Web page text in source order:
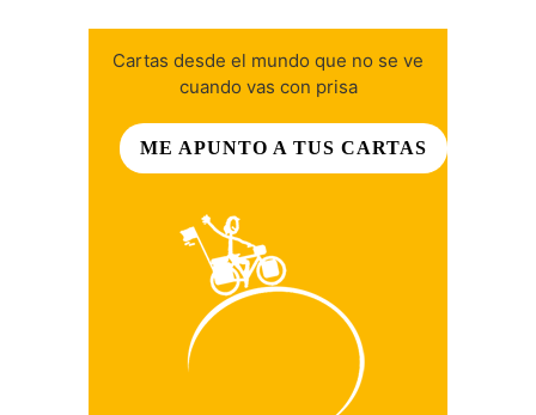
Cartas desde el mundo que no se ve
cuando vas con prisa
ME APUNTO A TUS CARTAS